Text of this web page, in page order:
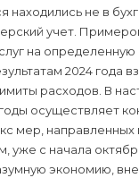
не в
учет.
на
2024 года
расходов. В
осуществляет
направленных
уже с начала
экономию,